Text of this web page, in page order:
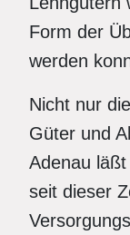
Form der
werden
Nicht nur
Güter und
Adenau
seit dieser